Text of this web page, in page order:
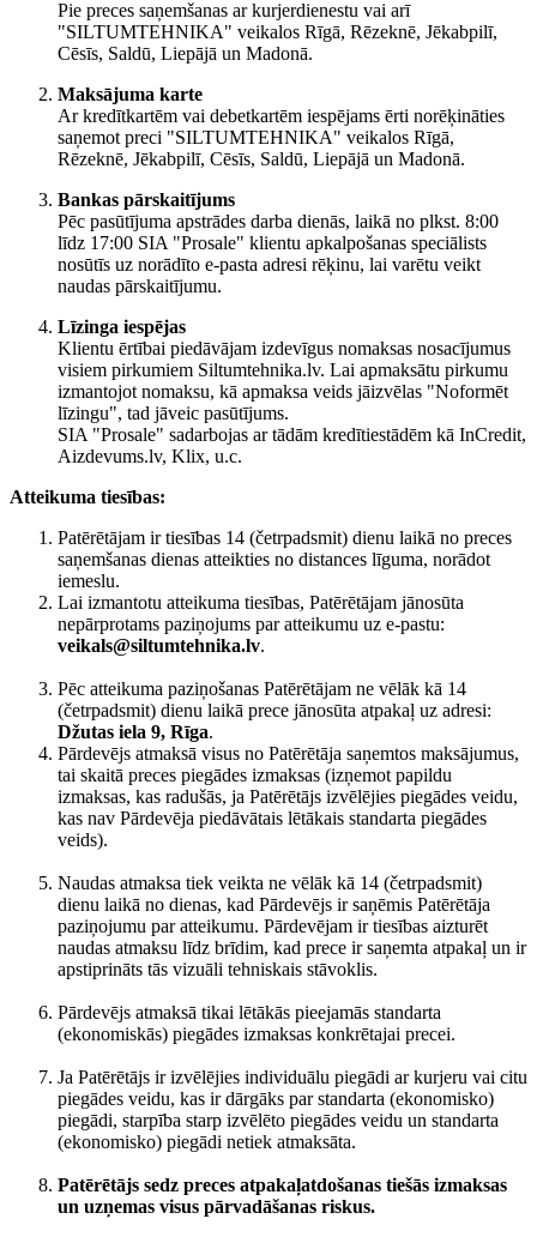
Pie preces saņemšanas ar kurjerdienestu vai arī
"SILTUMTEHNIKA" veikalos Rīgā, Rēzeknē, Jēkabpilī,
Cēsīs, Saldū, Liepājā un Madonā.
Maksājuma karte
Ar kredītkartēm vai debetkartēm iespējams ērti norēķināties
saņemot preci "SILTUMTEHNIKA" veikalos Rīgā,
Rēzeknē, Jēkabpilī, Cēsīs, Saldū, Liepājā un Madonā.
Bankas pārskaitījums
Pēc pasūtījuma apstrādes darba dienās, laikā no plkst. 8:00
līdz 17:00 SIA "Prosale" klientu apkalpošanas speciālists
nosūtīs uz norādīto e-pasta adresi rēķinu, lai varētu veikt
naudas pārskaitījumu.
Līzinga iespējas
Klientu ērtībai piedāvājam izdevīgus nomaksas nosacījumus
visiem pirkumiem Siltumtehnika.lv. Lai apmaksātu pirkumu
izmantojot nomaksu, kā apmaksa veids jāizvēlas "Noformēt
līzingu", tad jāveic pasūtījums.
SIA "Prosale" sadarbojas ar tādām kredītiestādēm kā InCredit,
Aizdevums.lv, Klix, u.c.
Atteikuma tiesības:
Patērētājam ir tiesības 14 (četrpadsmit) dienu laikā no preces
saņemšanas dienas atteikties no distances līguma, norādot
iemeslu.
Lai izmantotu atteikuma tiesības, Patērētājam jānosūta
nepārprotams paziņojums par atteikumu uz e-pastu:
veikals@siltumtehnika.lv.
Pēc atteikuma paziņošanas Patērētājam ne vēlāk kā 14
(četrpadsmit) dienu laikā prece jānosūta atpakaļ uz adresi:
Džutas iela 9, Rīga.
Pārdevējs atmaksā visus no Patērētāja saņemtos maksājumus,
tai skaitā preces piegādes izmaksas (izņemot papildu
izmaksas, kas radušās, ja Patērētājs izvēlējies piegādes veidu,
kas nav Pārdevēja piedāvātais lētākais standarta piegādes
veids).
Naudas atmaksa tiek veikta ne vēlāk kā 14 (četrpadsmit)
dienu laikā no dienas, kad Pārdevējs ir saņēmis Patērētāja
paziņojumu par atteikumu. Pārdevējam ir tiesības aizturēt
naudas atmaksu līdz brīdim, kad prece ir saņemta atpakaļ un ir
apstiprināts tās vizuāli tehniskais stāvoklis.
Pārdevējs atmaksā tikai lētākās pieejamās standarta
(ekonomiskās) piegādes izmaksas konkrētajai precei.
Ja Patērētājs ir izvēlējies individuālu piegādi ar kurjeru vai citu
piegādes veidu, kas ir dārgāks par standarta (ekonomisko)
piegādi, starpība starp izvēlēto piegādes veidu un standarta
(ekonomisko) piegādi netiek atmaksāta.
Patērētājs sedz preces atpakaļatdošanas tiešās izmaksas
un uzņemas visus pārvadāšanas riskus.